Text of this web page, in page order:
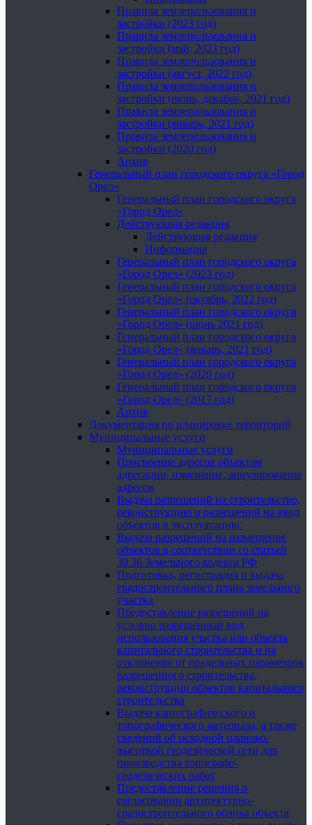
Правила землепользования и
застройки (2023 год)
Правила землепользования и
застройки (май, 2023 год)
Правила землепользования и
застройки (август, 2022 год)
Правила землепользования и
застройки (июнь, декабрь, 2021 год)
Правила землепользования и
застройки (январь, 2021 год)
Правила землепользования и
застройки (2020 год)
Архив
Генеральный план городского округа «Город
Орел»
Генеральный план городского округа
«Город Орел»
Действующая редакция
Действующая редакция
Информация
Генеральный план городского округа
«Город Орел» (2023 год)
Генеральный план городского округа
«Город Орел» (октябрь, 2022 год)
Генеральный план городского округа
«Город Орел» (июнь 2021 год)
Генеральный план городского округа
«Город Орел» (январь, 2021 год)
Генеральный план городского округа
«Город Орел» (2020 год)
Генеральный план городского округа
«Город Орел» (2017 год)
Архив
Документация по планировке территорий
Муниципальные услуги
Муниципальные услуги
Присвоение адресов объектам
адресации, изменение, аннулирование
адресов
Выдача разрешений на строительство,
реконструкцию и разрешений на ввод
объектов в эксплуатацию.
Выдача разрешений на размещение
объектов в соответствии со статьей
39.36 Земельного кодекса РФ
Подготовка, регистрация и выдача
градостроительного плана земельного
участка
Предоставление разрешений на
условно разрешенный вид
использования участка или объекта
капитального строительства и на
отклонение от предельных параметров
разрешенного строительства,
реконструкции объектов капитального
строительства
Выдача картографического и
топографического материала, а также
сведений об исходной планово-
высотной геодезической сети для
производства топографо-
геодезических работ
Предоставление решения о
согласовании архитектурно-
градостроительного облика объекта